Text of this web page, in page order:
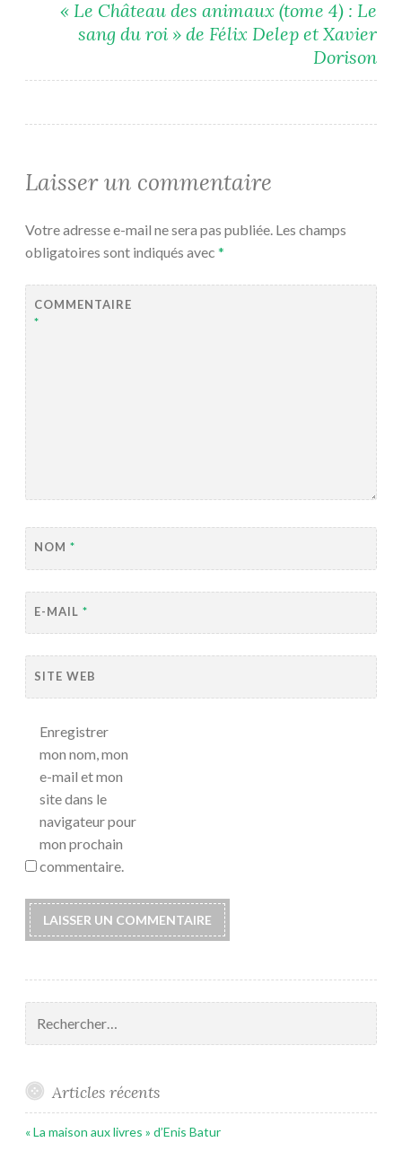
« Le Château des animaux (tome 4) : Le
sang du roi » de Félix Delep et Xavier
Dorison
Laisser un commentaire
Votre adresse e-mail ne sera pas publiée. Les champs
obligatoires sont indiqués avec *
COMMENTAIRE
*
NOM *
E-MAIL *
SITE WEB
Enregistrer
mon nom, mon
e-mail et mon
site dans le
navigateur pour
mon prochain
commentaire.
Articles récents
« La maison aux livres » d’Enis Batur